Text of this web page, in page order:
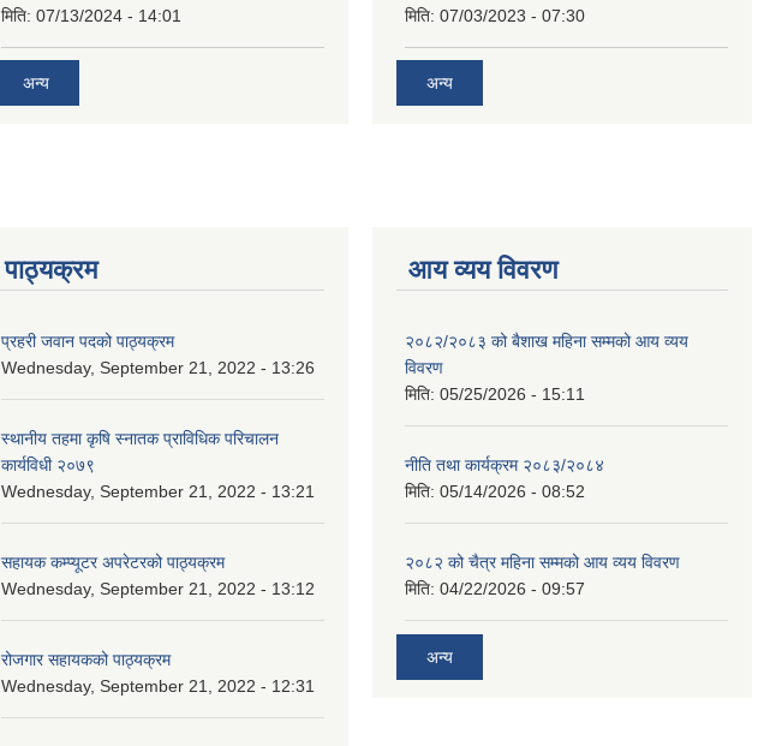
मिति: 07/13/2024 - 14:01
अन्य
मिति: 07/03/2023 - 07:30
अन्य
पाठ्यक्रम
प्रहरी जवान पदको पाठ्यक्रम
Wednesday, September 21, 2022 - 13:26
स्थानीय तहमा कृषि स्नातक प्राविधिक परिचालन
कार्यविधी २०७९
Wednesday, September 21, 2022 - 13:21
सहायक कम्प्यूटर अपरेटरको पाठ्यक्रम
Wednesday, September 21, 2022 - 13:12
रोजगार सहायकको पाठ्यक्रम
Wednesday, September 21, 2022 - 12:31
आय व्यय विवरण
२०८२/२०८३ को बैशाख महिना सम्मको आय व्यय
विवरण
मिति: 05/25/2026 - 15:11
नीति तथा कार्यक्रम २०८३/२०८४
मिति: 05/14/2026 - 08:52
२०८२ को चैत्र महिना सम्मको आय व्यय विवरण
मिति: 04/22/2026 - 09:57
अन्य